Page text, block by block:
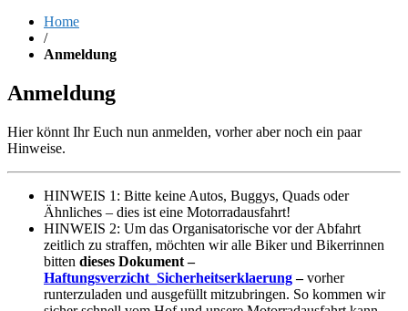
Home
/
Anmeldung
Anmeldung
Hier könnt Ihr Euch nun anmelden, vorher aber noch ein paar
Hinweise.
HINWEIS 1: Bitte keine Autos, Buggys, Quads oder
Ähnliches – dies ist eine Motorradausfahrt!
HINWEIS 2: Um das Organisatorische vor der Abfahrt
zeitlich zu straffen, möchten wir alle Biker und Bikerrinnen
bitten dieses Dokument –
Haftungsverzicht_Sicherheitserklaerung–vorher
runterzuladen und ausgefüllt mitzubringen. So kommen wir